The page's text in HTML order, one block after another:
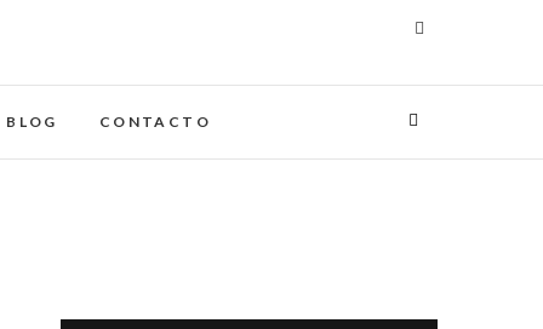
BLOG CONTACTO